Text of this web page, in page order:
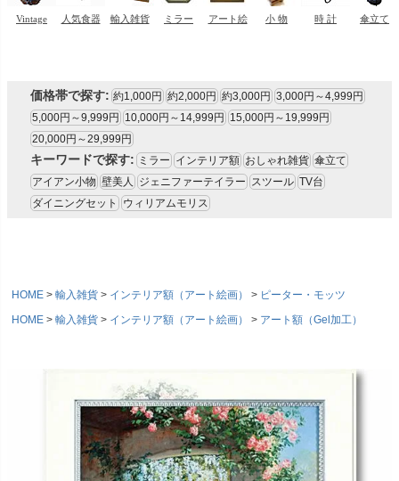
価格帯で探す: 約1,000円 約2,000円 約3,000円 3,000円～4,999円
5,000円～9,999円
10,000円～14,999円
15,000円～19,999円
20,000円～29,999円
キーワードで探す: ミラー インテリア額 おしゃれ雑貨 傘立て
アイアン小物 壁美人 ジェニファーテイラー スツール TV台
ダイニングセット
ウィリアムモリス
HOME 輸入雑貨 インテリア額（アート絵画）
ピーター・モッツ
HOME
輸入雑貨 インテリア額（アート絵画） アート額（Gel加工）